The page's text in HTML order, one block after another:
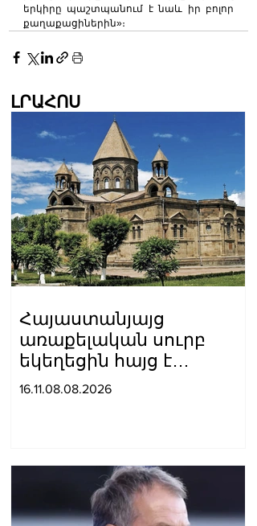
երկիրը պաշտպանում է նաև իր բոլոր
քաղաքացիներին»։
ԼՐԱՀՈՍ
Հայաստանյայց
առաքելական սուրբ
եկեղեցին հայց է
ներկայացրել՝ ընդդեմ
16.11.08.08.2026